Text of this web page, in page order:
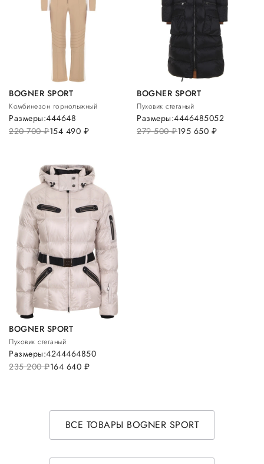
BOGNER SPORT
Комбинезон горнолыжный
220 700руб.154 490 руб.
Размеры:444648
BOGNER SPORT
Пуховик стеганый
279 500руб.195 650 руб.
Размеры:4446485052
BOGNER SPORT
Пуховик стеганый
235 200руб.164 640 руб.
Размеры:4244464850
ВСЕ ТОВАРЫ BOGNER SPORT